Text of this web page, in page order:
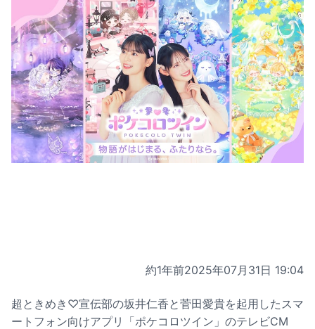
約1年前2025年07月31日 19:04
超ときめき♡宣伝部の坂井仁香と菅田愛貴を起用したスマ
ートフォン向けアプリ「ポケコロツイン」のテレビCM